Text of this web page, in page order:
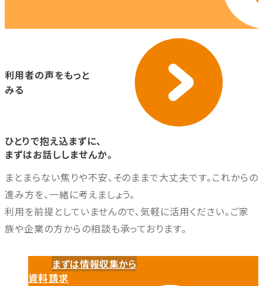
利用者の声をもっと
みる
ひとりで抱え込まずに、
まずはお話ししませんか。
まとまらない焦りや不安、そのままで大丈夫です。これからの
進み方を、一緒に考えましょう。
利用を前提としていませんので、気軽に活用ください。ご家
族や企業の方からの相談も承っております。
まずは情報収集から
資料請求